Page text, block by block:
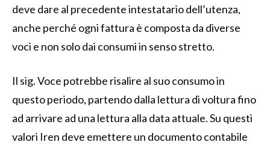
deve dare al precedente intestatario dell’utenza,
anche perché ogni fattura è composta da diverse
voci e non solo dai consumi in senso stretto.
Il sig. Voce potrebbe risalire al suo consumo in
questo periodo, partendo dalla lettura di voltura fino
ad arrivare ad una lettura alla data attuale. Su questi
valori Iren deve emettere un documento contabile